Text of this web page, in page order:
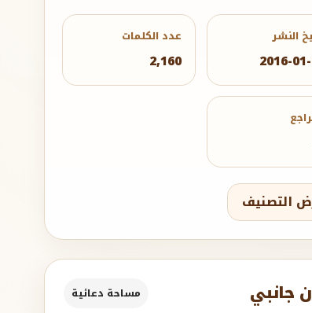
النشر
2016-
عدد الكلمات
2,160
التصنيف
جانبي مساحة دعائية